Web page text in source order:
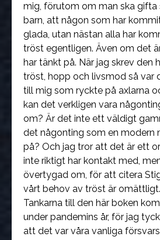
mig, förutom om man ska gifta
barn, att någon som har
glada, utan nästan alla har
tröst egentligen. Även om det
har tänkt på. När jag skrev den
tröst, hopp och livsmod så var
till mig som ryckte på axlarna
kan det verkligen vara
om? Är det inte ett väldigt
det någonting som en modern
på? Och jag tror att det är ett
inte riktigt har kontakt med,
övertygad om, för att citera
vårt behov av tröst är omättligt.
Tankarna till den här boken
under pandemins år, för jag
att det var våra vanliga